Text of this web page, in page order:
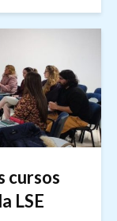
cursos
LSE